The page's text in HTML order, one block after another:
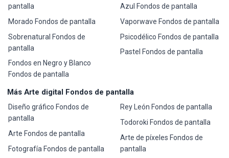
pantalla
Morado Fondos de pantalla
Sobrenatural Fondos de
pantalla
Fondos en Negro y Blanco
Fondos de pantalla
Azul Fondos de pantalla
Vaporwave Fondos de pantalla
Psicodélico Fondos de pantalla
Pastel Fondos de pantalla
Más Arte digital Fondos de pantalla
Diseño gráfico Fondos de
pantalla
Arte Fondos de pantalla
Fotografía Fondos de pantalla
Rey León Fondos de pantalla
Todoroki Fondos de pantalla
Arte de píxeles Fondos de
pantalla